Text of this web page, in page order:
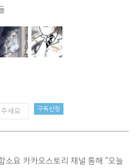
소요 카카오스토리 채널 통해 “오늘